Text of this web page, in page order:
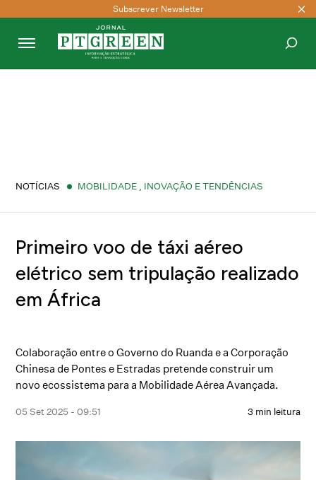
Subscrever Newsletter
NOTÍCIAS MOBILIDADE INOVAÇÃO E TENDÊNCIAS
Primeiro voo de táxi aéreo
elétrico sem tripulação realizado
em África
Colaboração entre o Governo do Ruanda e a Corporação
Chinesa de Pontes e Estradas pretende construir um
novo ecossistema para a Mobilidade Aérea Avançada.
05 Set 2025 - 09:51 3 min leitura